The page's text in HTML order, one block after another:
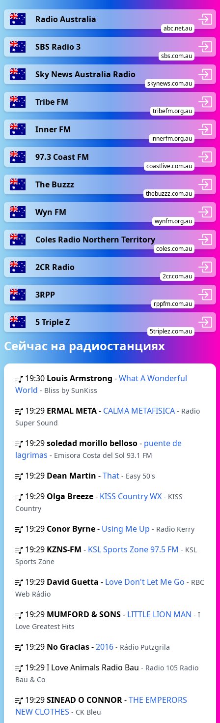
Radio Australia
abc.net.au
SBS Radio 3
sbs.com.au
Sky News Australia Radio
skynews.com.au
Tribe FM
tribefm.org.au
Inner FM
innerfm.org.au
97.3 Coast FM
coastlive.com.au
The Buzzz
thebuzzz.com.au
Wyn FM
wynfm.org.au
Coles Radio Northern Territory
coles.com.au
2CR Radio
2cr.com.au
3RPP
rppfm.com.au
5 Triple Z
5triplez.com.au
Сейчас на радиостанциях
19:30 Louis Armstrong -What A Wonderful
World - Bliss by SunKiss
19:29 ERMAL META- CALMA METAFISICA - Radio
Super Sound
19:29soledad morillo belloso- puente de
lagrimas - Emisora Costa del Sol 93.1 FM
19:29 Dean Martin -That - Easy 50's
19:29 Olga Breeze- KISS Country WX - KISS
Country
19:29 Conor Byrne- Using Me Up - Radio Kerry
19:29 KZNS-FM - KSL Sports Zone 97.5 FM - KSL
Sports Zone
19:29 David Guetta - Love Don't Let Me Go - RBC
Web Rádio
19:29 MUMFORD & SONS- LITTLE LION MAN - I
Love Greatest Hits
19:29 No Gracias-2016 - Rádio Putzgrila
19:29I Love Animals Radio Bau - Radio 105 Radio
Bau & Co
19:29SINEAD O CONNOR-THE EMPERORS
NEW CLOTHES - CK Bleu